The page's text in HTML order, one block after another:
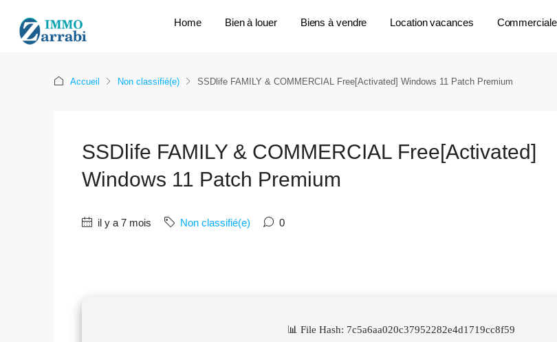
Home Bien à louer Biens à vendre Location vacances Commerciale
Accueil Non classifié(e) SSDlife FAMILY & COMMERCIAL Free[Activated] Windows 11 Patch Premium
SSDlife FAMILY & COMMERCIAL Free[Activated]
Windows 11 Patch Premium
il y a 7 mois Non classifié(e) 0
📊 File Hash: 7c5a6aa020c37952282e4d1719cc8f59